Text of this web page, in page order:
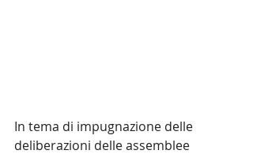
In tema di impugnazione delle
deliberazioni delle assemblee